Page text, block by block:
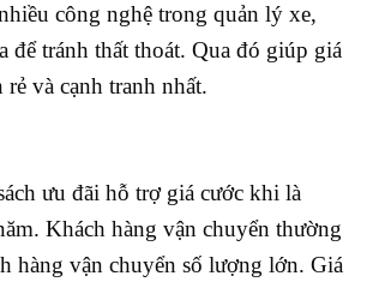
công nghệ trong quản lý xe,
để tránh thất thoát. Qua đó giúp giá
và cạnh tranh nhất.
ưu đãi hỗ trợ giá cước khi là
Khách hàng vận chuyển thường
hàng vận chuyển số lượng lớn. Giá